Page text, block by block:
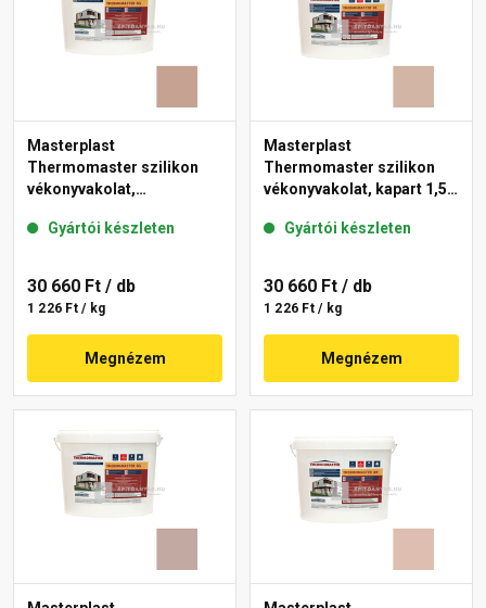
Masterplast
Thermomaster szilikon
vékonyvakolat,
13-C 25 kg
Gyártói készleten
30 660 Ft / db
1 226 Ft / kg
Megnézem
Masterplast
Thermomaster szilikon
vékonyvakolat, kapart 1,5
Gyártói készleten
30 660 Ft / db
1 226 Ft / kg
Megnézem